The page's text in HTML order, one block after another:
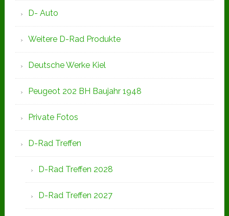
D- Auto
Weitere D-Rad Produkte
Deutsche Werke Kiel
Peugeot 202 BH Baujahr 1948
Private Fotos
D-Rad Treffen
D-Rad Treffen 2028
D-Rad Treffen 2027